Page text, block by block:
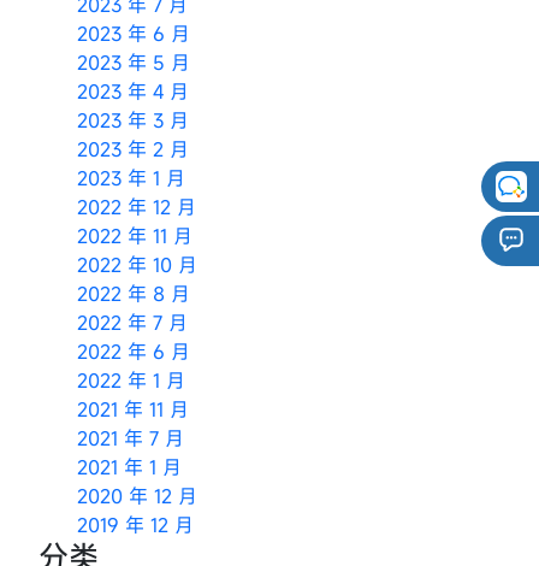
2023 年 6 月
2023 年 5 月
2023 年 4 月
2023 年 3 月
2023 年 2 月
2023 年 1 月
2022 年 12 月
2022 年 11 月
2022 年 10 月
2022 年 8 月
2022 年 7 月
2022 年 6 月
2022 年 1 月
2021 年 11 月
2021 年 7 月
2021 年 1 月
2020 年 12 月
2019 年 12 月
分类